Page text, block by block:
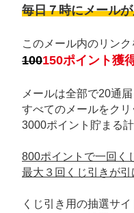
毎日７時にメール
このメール内のリン
100150ポイント獲
メールは全部で20通届
すべてのメールをクリ
3000ポイント貯まる計
800ポイントで一回く
最大３回くじ引きが引
くじ引き用の抽選サイ